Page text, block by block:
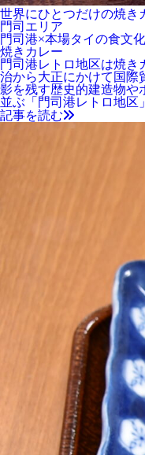
世界にひとつだけの焼
門司エリア
門司港×本場タイの食文
焼きカレー
門司港レトロ地区は焼き
治から大正にかけて国際
影を残す歴史的建造物や
並ぶ「門司港レトロ地
記事を読む